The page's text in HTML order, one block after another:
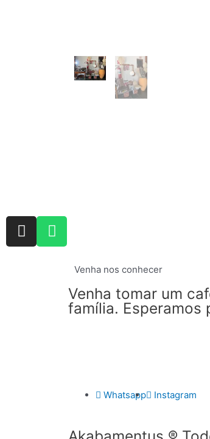
Venha nos conhecer
Venha tomar um
família. Esperamos
Whatsapp Instagram